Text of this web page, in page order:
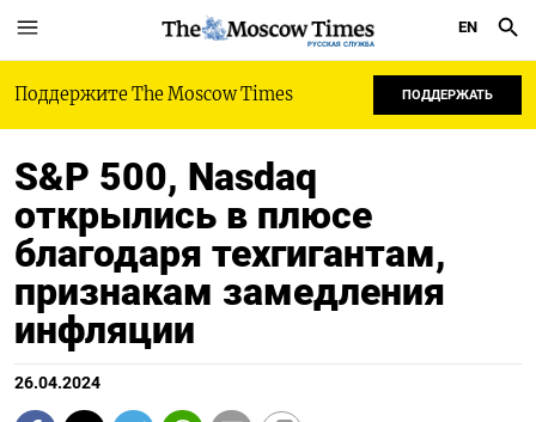
РУССКАЯ СЛУЖБА
EN
Поддержите The Moscow Times ПОДДЕРЖАТЬ
S&P 500, Nasdaq
открылись в плюсе
благодаря техгигантам,
признакам замедления
инфляции
26.04.2024